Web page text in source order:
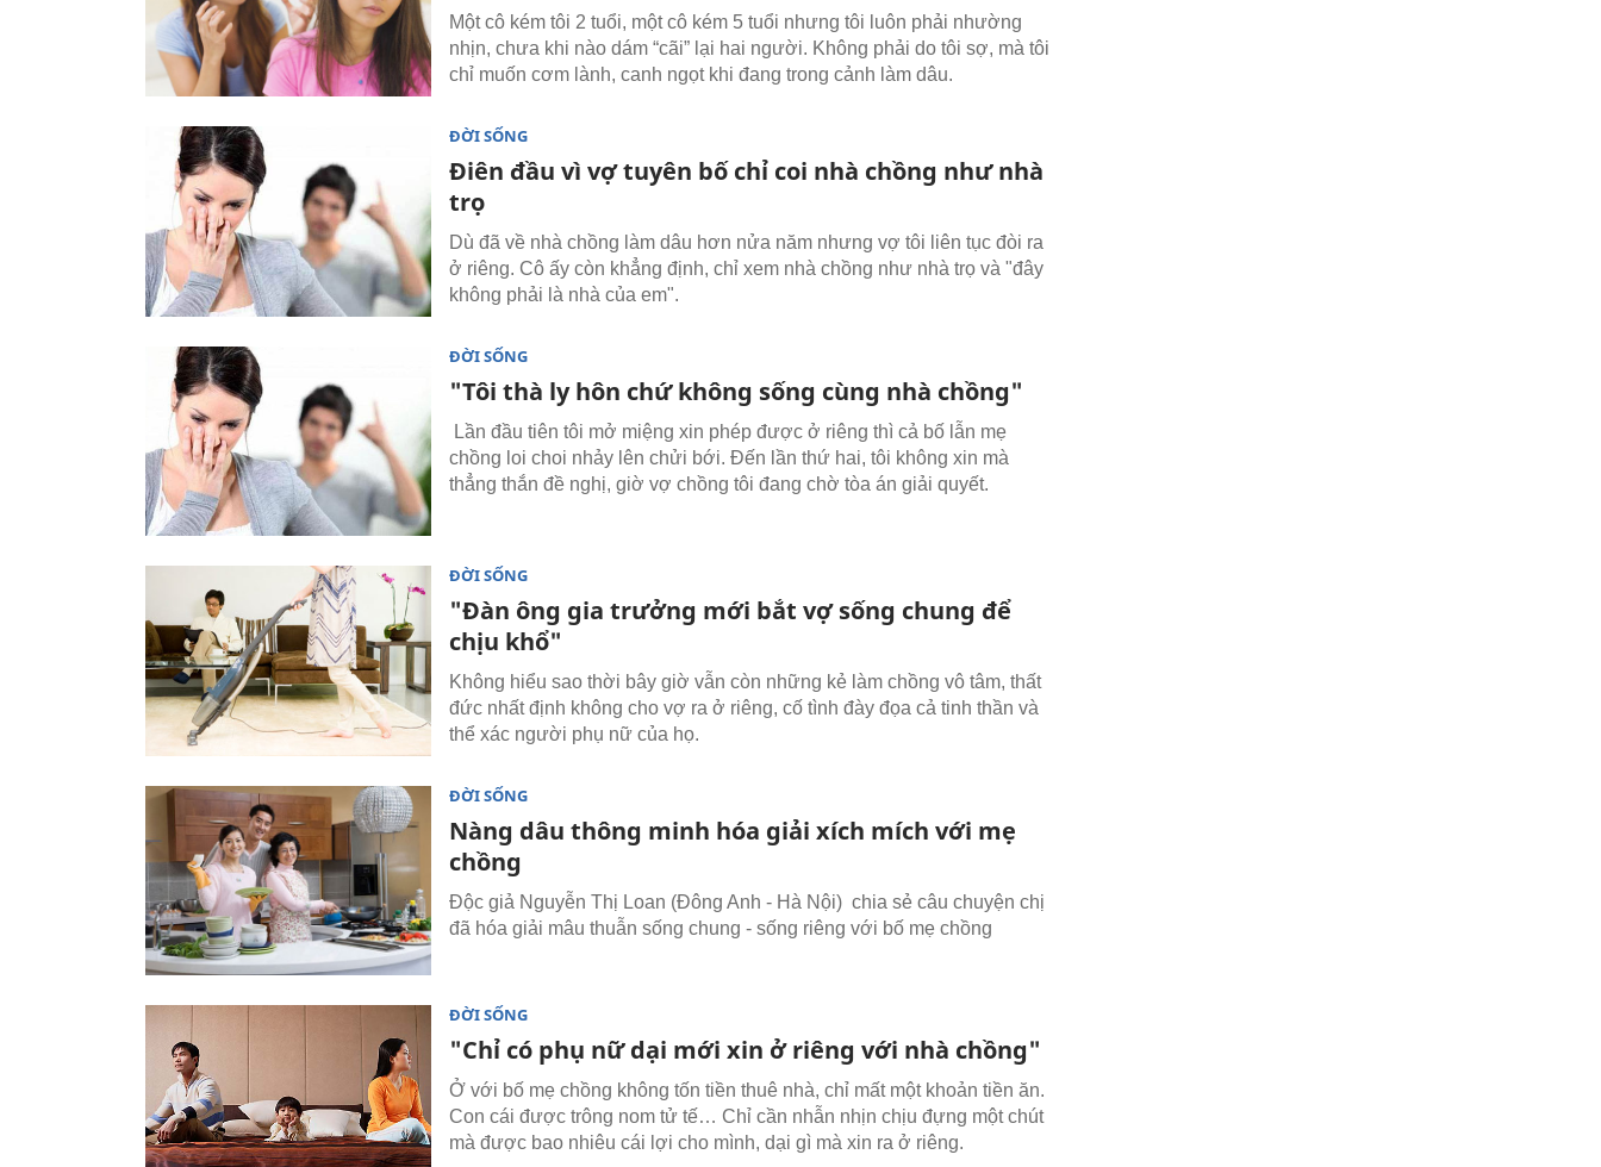
Một cô kém tôi 2 tuổi, một cô kém 5 tuổi nhưng tôi luôn phải nhường
nhịn, chưa khi nào dám “cãi” lại hai người. Không phải do tôi sợ, mà tôi
chỉ muốn cơm lành, canh ngọt khi đang trong cảnh làm dâu.
ĐỜI SỐNG
Điên đầu vì vợ tuyên bố chỉ coi nhà chồng như nhà
trọ
Dù đã về nhà chồng làm dâu hơn nửa năm nhưng vợ tôi liên tục đòi ra
ở riêng. Cô ấy còn khẳng định, chỉ xem nhà chồng như nhà trọ và "đây
không phải là nhà của em".
ĐỜI SỐNG
"Tôi thà ly hôn chứ không sống cùng nhà chồng"
Lần đầu tiên tôi mở miệng xin phép được ở riêng thì cả bố lẫn mẹ
chồng loi choi nhảy lên chửi bới. Đến lần thứ hai, tôi không xin mà
thẳng thắn đề nghị, giờ vợ chồng tôi đang chờ tòa án giải quyết.
ĐỜI SỐNG
"Đàn ông gia trưởng mới bắt vợ sống chung để
chịu khổ"
Không hiểu sao thời bây giờ vẫn còn những kẻ làm chồng vô tâm, thất
đức nhất định không cho vợ ra ở riêng, cố tình đày đọa cả tinh thần và
thể xác người phụ nữ của họ.
ĐỜI SỐNG
Nàng dâu thông minh hóa giải xích mích với mẹ
chồng
Độc giả Nguyễn Thị Loan (Đông Anh - Hà Nội) chia sẻ câu chuyện chị
đã hóa giải mâu thuẫn sống chung - sống riêng với bố mẹ chồng
ĐỜI SỐNG
"Chỉ có phụ nữ dại mới xin ở riêng với nhà chồng"
Ở với bố mẹ chồng không tốn tiền thuê nhà, chỉ mất một khoản tiền ăn.
Con cái được trông nom tử tế… Chỉ cần nhẫn nhịn chịu đựng một chút
mà được bao nhiêu cái lợi cho mình, dại gì mà xin ra ở riêng.